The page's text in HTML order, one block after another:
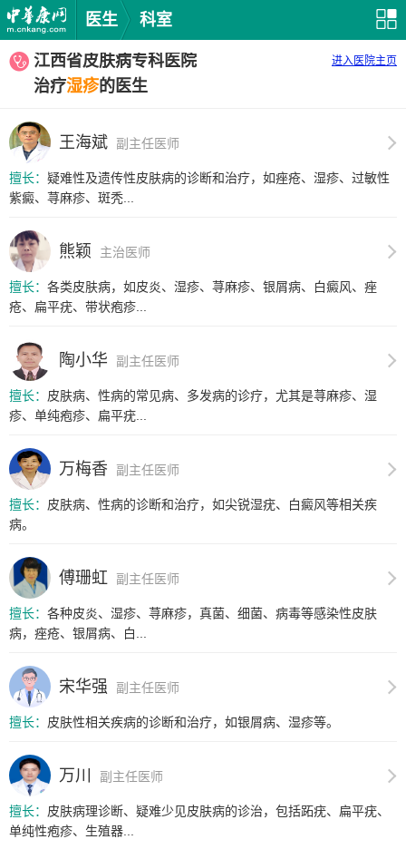
医生 科室
江西省皮肤病专科医院 进入医院主页
治疗湿疹的医生
王海斌 副主任医师
擅长： 疑难性及遗传性皮肤病的诊断和治疗，如痤疮、湿疹、过敏性
紫癜、荨麻疹、斑秃...
熊颖 主治医师
擅长： 各类皮肤病，如皮炎、湿疹、荨麻疹、银屑病、白癜风、痤
疮、扁平疣、带状疱疹...
陶小华 副主任医师
擅长： 皮肤病、性病的常见病、多发病的诊疗，尤其是荨麻疹、湿
疹、单纯疱疹、扁平疣...
万梅香 副主任医师
擅长： 皮肤病、性病的诊断和治疗，如尖锐湿疣、白癜风等相关疾
病。
傅珊虹 副主任医师
擅长： 各种皮炎、湿疹、荨麻疹，真菌、细菌、病毒等感染性皮肤
病，痤疮、银屑病、白...
宋华强 副主任医师
擅长： 皮肤性相关疾病的诊断和治疗，如银屑病、湿疹等。
万川 副主任医师
擅长： 皮肤病理诊断、疑难少见皮肤病的诊治，包括跖疣、扁平疣、
单纯性疱疹、生殖器...